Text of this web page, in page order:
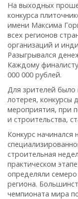
На выходных
конкурса
имени Максима
всех регионов
организаций и
Разыгрывался
Каждому
000 000 рублей.
Для зрителей
лотерея, конкурсы
мероприятия, при
и строительства,
Конкурс
строительная
практическом
определяли
региона.
чемпионата мира